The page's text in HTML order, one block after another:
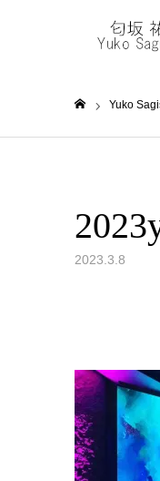
Yuko
2023.3.8